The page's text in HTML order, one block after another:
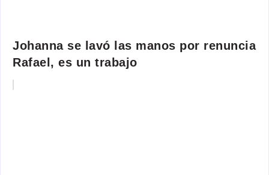
Johanna se lavó las manos por renuncia
Rafael, es un trabajo